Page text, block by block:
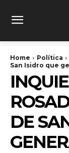
Home Política
San Isidro que
DE